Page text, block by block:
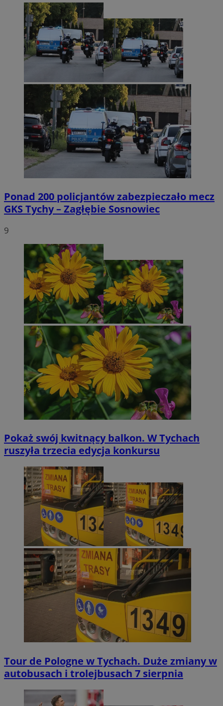
Ponad 200 policjantów zabezpieczało mecz
GKS Tychy – Zagłębie Sosnowiec
9
Pokaż swój kwitnący balkon. W Tychach
ruszyła trzecia edycja konkursu
Tour de Pologne w Tychach. Duże zmiany w
autobusach i trolejbusach 7 sierpnia